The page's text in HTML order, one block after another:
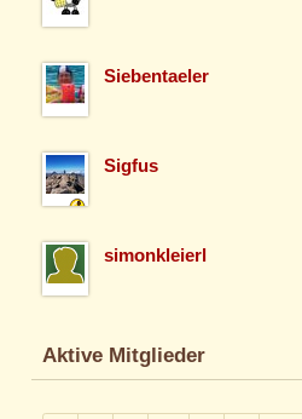
Siebentaeler
Sigfus
simonkleierl
Aktive Mitglieder